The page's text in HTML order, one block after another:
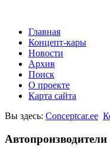
Главная
Концепт-кары
Новости
Архив
Поиск
О проекте
Карта сайта
Вы здесь: Conceptcar.ee
Автопроизводители